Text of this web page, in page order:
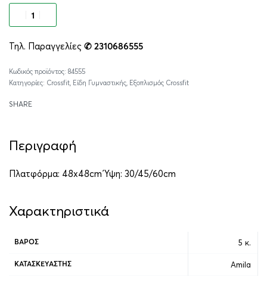
Τηλ. Παραγγελίες ✆ 2310686555
84555
Κατηγορίες: Crossfit, Είδη Γυμναστικής, Εξοπλισμός Crossfit
SHARE
Περιγραφή
Πλατφόρμα: 48x48cm Ύψη: 30/45/60cm
Χαρακτηριστικά
ΒΆΡΟΣ 5 κ.
ΚΑΤΑΣΚΕΥΑΣΤΉΣ Amila